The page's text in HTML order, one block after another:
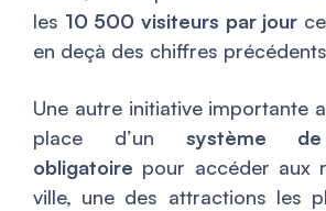
les 10 500 visiteurs par jour
en deçà des chiffres
Une autre initiative importante
place d’un système
obligatoire pour accéder aux
ville, une des attractions les